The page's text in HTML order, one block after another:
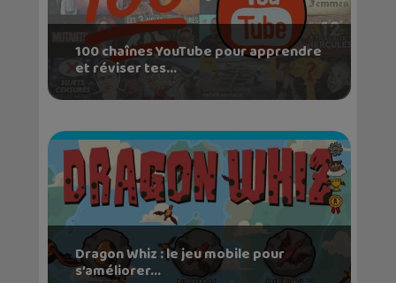
100 chaînes YouTube pour apprendre
et réviser tes...
Dragon Whiz : le jeu mobile pour
s’améliorer...